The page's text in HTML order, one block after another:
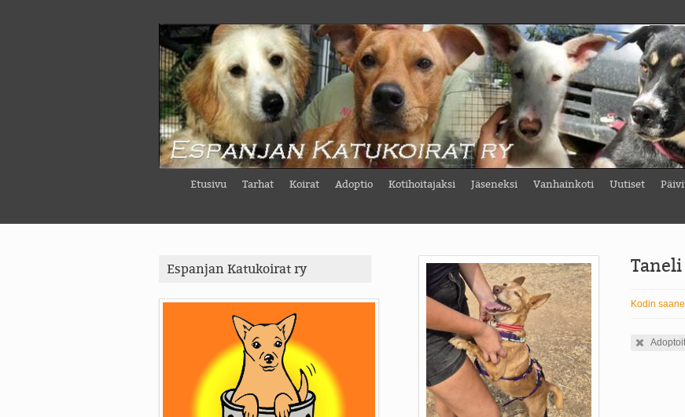
Etusivu Tarhat Koirat Adoptio Kotihoitajaksi Jäseneksi Vanhainkoti Uutiset
Taneli
Kodin
Espanjan Katukoirat ry